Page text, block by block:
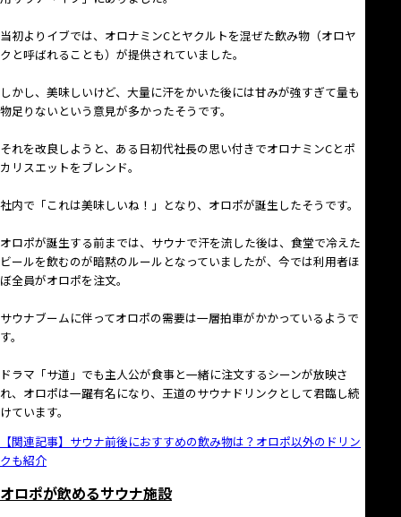
当初よりイブでは、オロナミンCとヤクルトを混ぜた飲み物（オロヤ
クと呼ばれることも）が提供されていました。
しかし、美味しいけど、大量に汗をかいた後には甘みが強すぎて量も
物足りないという意見が多かったそうです。
それを改良しようと、ある日初代社長の思い付きでオロナミンCとポ
カリスエットをブレンド。
社内で「これは美味しいね！」となり、オロポが誕生したそうです。
オロポが誕生する前までは、サウナで汗を流した後は、食堂で冷えた
ビールを飲むのが暗黙のルールとなっていましたが、今では利用者ほ
ぼ全員がオロポを注文。
サウナブームに伴ってオロポの需要は一層拍車がかかっているようで
す。
ドラマ「サ道」でも主人公が食事と一緒に注文するシーンが放映さ
れ、オロポは一躍有名になり、王道のサウナドリンクとして君臨し続
けています。
【関連記事】サウナ前後におすすめの飲み物は？オロポ以外のドリン
クも紹介
オロポが飲めるサウナ施設